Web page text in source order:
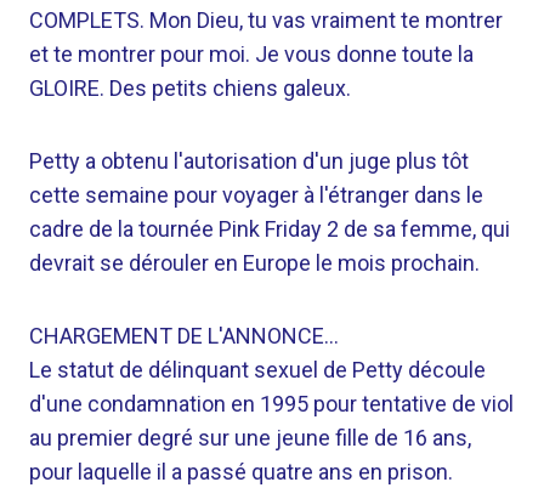
COMPLETS. Mon Dieu, tu vas vraiment te montrer
et te montrer pour moi. Je vous donne toute la
GLOIRE. Des petits chiens galeux.
Petty a obtenu l'autorisation d'un juge plus tôt
cette semaine pour voyager à l'étranger dans le
cadre de la tournée Pink Friday 2 de sa femme, qui
devrait se dérouler en Europe le mois prochain.
CHARGEMENT DE L'ANNONCE…
Le statut de délinquant sexuel de Petty découle
d'une condamnation en 1995 pour tentative de viol
au premier degré sur une jeune fille de 16 ans,
pour laquelle il a passé quatre ans en prison.